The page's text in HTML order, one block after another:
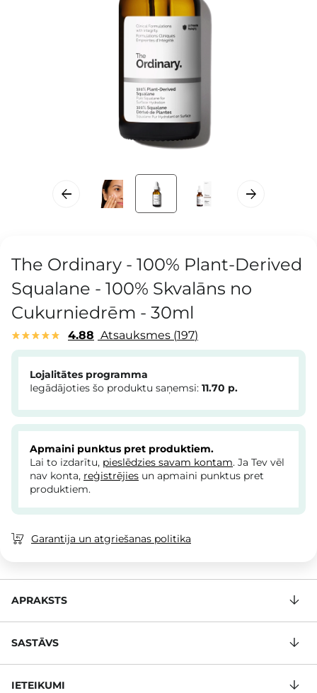
The Ordinary - 100% Plant-Derived
Squalane - 100% Skvalāns no
Cukurniedrēm - 30ml
4.88 Atsauksmes 197
Lojalitātes programma
Iegādājoties šo produktu saņemsi: 11.70 p.
Apmaini punktus pret produktiem.
Lai to izdarītu, pieslēdzies savam kontam. Ja Tev vēl
nav konta, reģistrējies un apmaini punktus pret
produktiem.
Garantija un atgriešanas politika
APRAKSTS
SASTĀVS
IETEIKUMI